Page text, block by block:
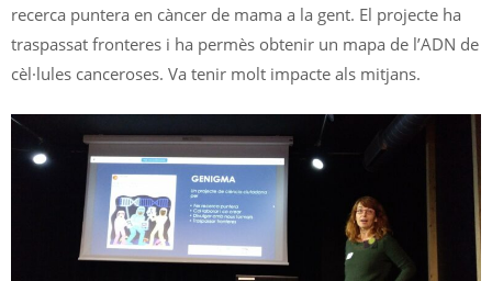
recerca puntera en càncer de mama a la gent. El projecte ha
traspassat fronteres i ha permès obtenir un mapa de l’ADN de
cèl·lules canceroses. Va tenir molt impacte als mitjans.